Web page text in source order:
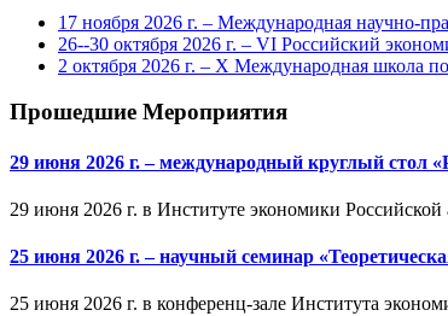
17 ноября 2026 г. – Международная научно-
26--30 октября 2026 г. – VI Российский
2 октября 2026 г. – X Международная школа
Прошедшие Мероприятия
29 июня 2026 г. – международный круглый стол
29 июня 2026 г. в Институте экономики
25 июня 2026 г. – научный семинар
25 июня 2026 г. в конференц-зале Института